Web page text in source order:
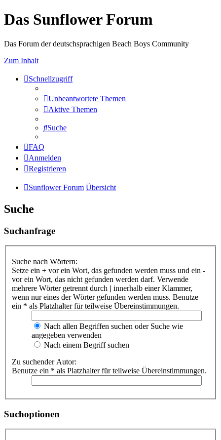
Das Sunflower Forum
Das Forum der deutschsprachigen Beach Boys Community
Zum Inhalt
Schnellzugriff
Unbeantwortete Themen
Aktive Themen
Suche
FAQ
Anmelden
Registrieren
Sunflower Forum Übersicht
Suche
Suchanfrage
Suche nach Wörtern:
Setze ein + vor ein Wort, das gefunden werden muss und ein -
vor ein Wort, das nicht gefunden werden darf. Verwende
mehrere Wörter getrennt durch | innerhalb einer Klammer,
wenn nur eines der Wörter gefunden werden muss. Benutze
ein * als Platzhalter für teilweise Übereinstimmungen.
Nach allen Begriffen suchen oder Suche wie
angegeben verwenden
Nach einem Begriff suchen
Zu suchender Autor:
Benutze ein * als Platzhalter für teilweise Übereinstimmungen.
Suchoptionen